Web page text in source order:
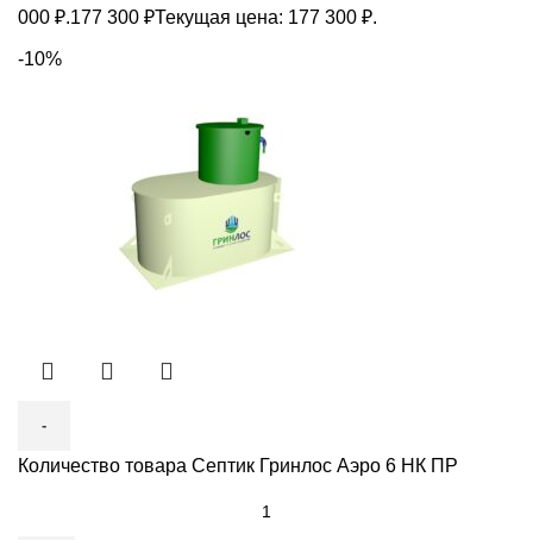
000 ₽.177 300 ₽Текущая цена: 177 300 ₽.
-10%
Количество товара Септик Гринлос Аэро 6 НК ПР